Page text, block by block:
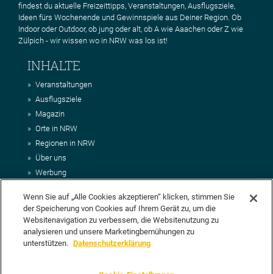
findest du aktuelle Freizeittipps, Veranstaltungen, Ausflugsziele,
Ideen fürs Wochenende und Gewinnspiele aus Deiner Region. Ob
Indoor oder Outdoor, ob jung oder alt, ob A wie Aaachen oder Z wie
Zülpich - wir wissen wo in NRW was los ist!
INHALTE
Veranstaltungen
Ausflugsziele
Magazin
Orte in NRW
Regionen in NRW
Über uns
Werbung
Impressum
AGB
Datenschutz
DEIN VORSCHLAG FÜR NRWHITS
Wenn Sie auf „Alle Cookies akzeptieren“ klicken, stimmen Sie
der Speicherung von Cookies auf Ihrem Gerät zu, um die
Websitenavigation zu verbessern, die Websitenutzung zu
analysieren und unsere Marketingbemühungen zu
unterstützen. Datenschutzerklärung